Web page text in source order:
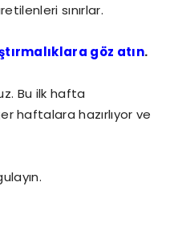
sınırlar.
göz atın.
Bu ilk hafta
haftalara hazırlıyor ve